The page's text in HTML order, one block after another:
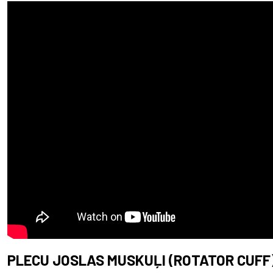
PLECU JOSLAS MUSKUĻI (ROTATOR